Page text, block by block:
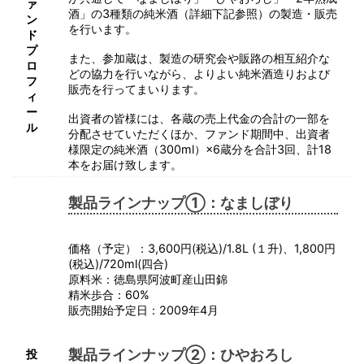
ァ
ン
ド
プ
ロ
フ
ィ
ー
ル
酒」の3種類の純米酒（詳細下記参照）の製造・販売
を行います。
また、参加蔵は、製造の研究会や販路の相互紹介な
どの協力を行いながら、よりよい純米酒造りおよび
販売を行ってまいります。
出資者の皆様には、各蔵の売上代金の合計の一部を
分配させていただくほか、ファンド期間中、出資者
様限定の純米酒（300ml）×6蔵分を合計3回、計18
本をお届け致します。
投
製品ラインナップ①：なましぼり
価格（予定）：3,600円(税込)/1.8L (１升)、1,800円
(税込)/720ml(四合)
原料米：徳島県阿波町産山田錦
精米歩合：60%
販売開始予定日：2009年4月
製品ラインナップ②：ひやおろし